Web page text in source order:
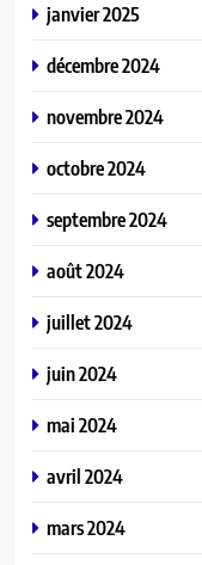
janvier 2025
décembre 2024
novembre 2024
octobre 2024
septembre 2024
août 2024
juillet 2024
juin 2024
mai 2024
avril 2024
mars 2024